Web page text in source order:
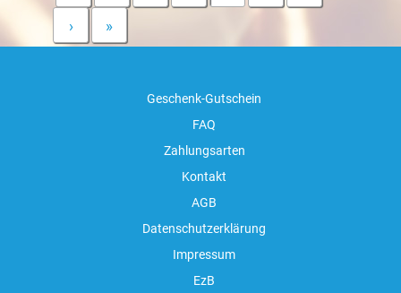
›
»
Geschenk-Gutschein
FAQ
Zahlungsarten
Kontakt
AGB
Datenschutzerklärung
Impressum
EzB